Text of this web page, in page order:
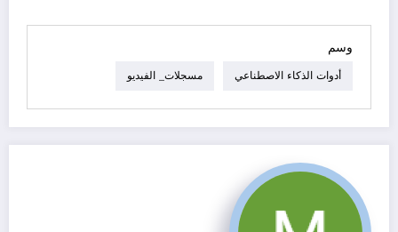
وسم
أدوات الذكاء الاصطناعي مسجلات_ الفيديو